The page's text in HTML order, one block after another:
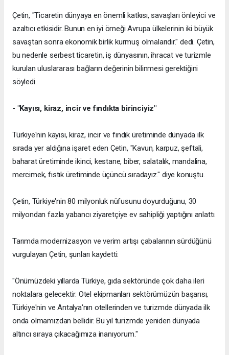
Çetin, "Ticaretin dünyaya en önemli katkısı, savaşları önleyici ve
azaltıcı etkisidir. Bunun en iyi örneği Avrupa ülkelerinin iki büyük
savaştan sonra ekonomik birlik kurmuş olmalarıdır." dedi. Çetin,
bu nedenle serbest ticaretin, iş dünyasının, ihracat ve turizmle
kurulan uluslararası bağların değerinin bilinmesi gerektiğini
söyledi.
- "Kayısı, kiraz, incir ve fındıkta birinciyiz"
Türkiye'nin kayısı, kiraz, incir ve fındık üretiminde dünyada ilk
sırada yer aldığına işaret eden Çetin, "Kavun, karpuz, şeftali,
baharat üretiminde ikinci, kestane, biber, salatalık, mandalina,
mercimek, fıstık üretiminde üçüncü sıradayız." diye konuştu.
Çetin, Türkiye'nin 80 milyonluk nüfusunu doyurduğunu, 30
milyondan fazla yabancı ziyaretçiye ev sahipliği yaptığını anlattı.
Tarımda modernizasyon ve verim artışı çabalarının sürdüğünü
vurgulayan Çetin, şunları kaydetti:
"Önümüzdeki yıllarda Türkiye, gıda sektöründe çok daha ileri
noktalara gelecektir. Otel ekipmanları sektörümüzün başarısı,
Türkiye'nin ve Antalya'nın otellerinden ve turizmde dünyada ilk
onda olmamızdan bellidir. Bu yıl turizmde yeniden dünyada
altıncı sıraya çıkacağımıza inanıyorum."